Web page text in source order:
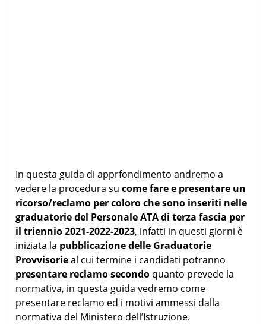
In questa guida di apprfondimento andremo a
vedere la procedura sucome fare e presentare un
ricorso/reclamo per coloro che sono inseriti nelle
graduatorie del Personale ATA di terza fascia per
il triennio 2021-2022-2023, infatti in questi giorni è
iniziata la pubblicazione delle Graduatorie
Provvisorieal cui termine i candidati potranno
presentare reclamo secondo quanto prevede la
normativa, in questa guida vedremo come
presentare reclamo ed i motivi ammessi dalla
normativa del Ministero dell’Istruzione.